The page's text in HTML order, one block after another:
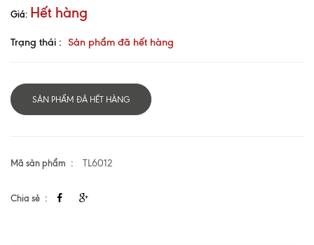
Giá: Hết hàng
Trạng thái : Sản phẩm đã hết hàng
SẢN PHẨM ĐÃ HẾT HÀNG
Mã sản phẩm TL6012
Chia sẻ